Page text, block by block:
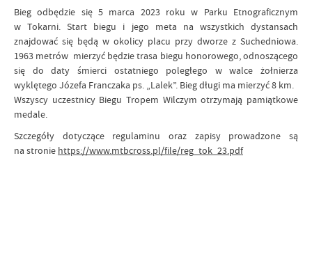
Bieg odbędzie się 5 marca 2023 roku w Parku Etnograficznym
w Tokarni. Start biegu i jego meta na wszystkich dystansach
znajdować się będą w okolicy placu przy dworze z Suchedniowa.
1963 metrów mierzyć będzie trasa biegu honorowego, odnoszącego
się do daty śmierci ostatniego poległego w walce żołnierza
wyklętego Józefa Franczaka ps. „Lalek”. Bieg długi ma mierzyć 8 km.
Wszyscy uczestnicy Biegu Tropem Wilczym otrzymają pamiątkowe
medale.
Szczegóły dotyczące regulaminu oraz zapisy prowadzone są
na stronie https://www.mtbcross.pl/file/reg_tok_23.pdf